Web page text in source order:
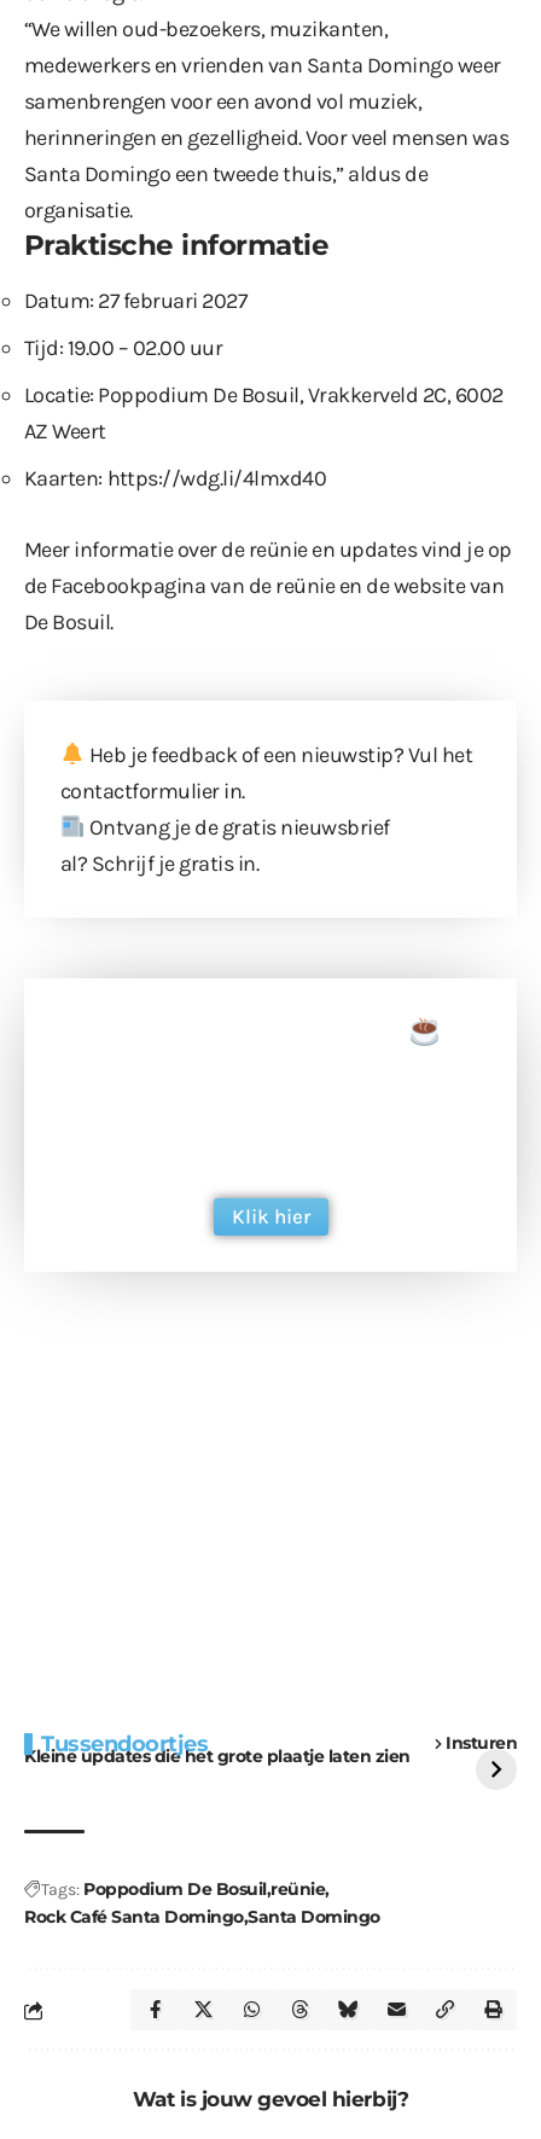
“We willen oud-bezoekers, muzikanten,
medewerkers en vrienden van Santa Domingo weer
samenbrengen voor een avond vol muziek,
herinneringen en gezelligheid. Voor veel mensen was
Santa Domingo een tweede thuis,” aldus de
organisatie.
Praktische informatie
Datum: 27 februari 2027
Tijd: 19.00 – 02.00 uur
Locatie: Poppodium De Bosuil, Vrakkerveld 2C, 6002
AZ Weert
Kaarten: https://wdg.li/4lmxd40
Meer informatie over de reünie en updates vind je op
de Facebookpagina van de reünie en dewebsitevan
De Bosuil.
Heb je feedback of een nieuwstip? Vul het
contactformulierin.
Ontvang je de gratis nieuwsbrief
al? Schrijf je gratis in.
Klik hier
Tussendoortjes Insturen
Kleine updates die het grote plaatje laten zien
voor kabouters
uitdaging
Tags: Poppodium De Bosuilreünie
Rock Café Santa DomingoSanta Domingo
Wat is jouw gevoel hierbij?